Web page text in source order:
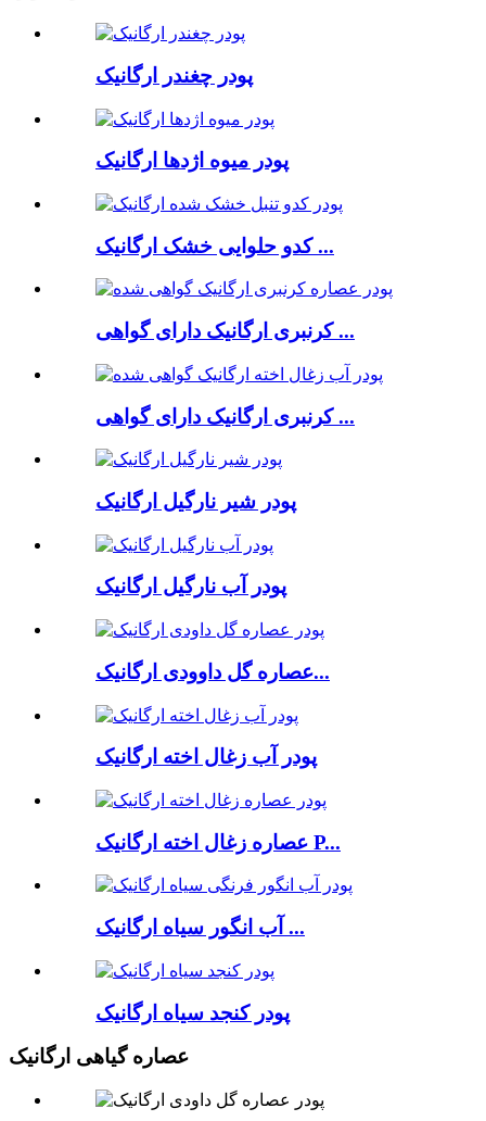
پودر چغندر ارگانیک
پودر میوه اژدها ارگانیک
کدو حلوایی خشک ارگانیک ...
کرنبری ارگانیک دارای گواهی ...
کرنبری ارگانیک دارای گواهی ...
پودر شیر نارگیل ارگانیک
پودر آب نارگیل ارگانیک
عصاره گل داوودی ارگانیک...
پودر آب زغال اخته ارگانیک
عصاره زغال اخته ارگانیک P...
آب انگور سیاه ارگانیک ...
پودر کنجد سیاه ارگانیک
عصاره گیاهی ارگانیک